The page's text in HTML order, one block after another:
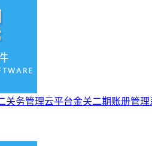
关务管理云平台金关二期账册管理